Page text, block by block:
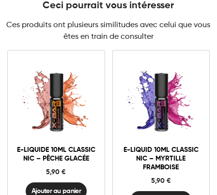
Ceci pourrait vous intéresser
Ces produits ont plusieurs similitudes avec celui que vous
êtes en train de consulter
E-LIQUIDE 10ML CLASSIC
NIC – PÊCHE GLACÉE
5,90€
3mg Classic
6mg Classic
10ml
Classic
Nic
Pêche
Ajouter au panier
Ajouter au panier
E-LIQUID 10ML CLASSIC
NIC – MYRTILLE
FRAMBOISE
5,90 €
3mg Classic
6mg Classic
10ml
Classic
Nic
-
Framboise
Ajouter au panier